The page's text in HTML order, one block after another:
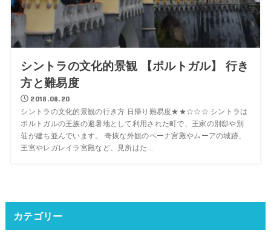
シントラの文化的景観 【ポルトガル】 行き
方と難易度
2018.08.20
シントラの文化的景観の行き方 日帰り難易度★★☆☆☆ シントラは
ポルトガルの王族の避暑地として利用された町で、王家の別邸や別
荘が建ち並んでいます。 奇抜な外観のペーナ宮殿やムーアの城跡、
王宮やレガレイラ宮殿など、見所はた...
カテゴリー